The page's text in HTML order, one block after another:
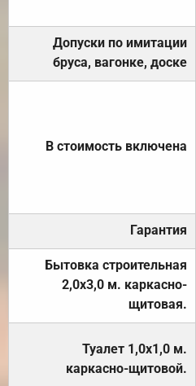
Допуски по имитации
бруса, вагонке, доске
В стоимость включена
Гарантия
Бытовка строительная
2,0х3,0 м. каркасно-
щитовая.
Туалет 1,0х1,0 м.
каркасно-щитовой.